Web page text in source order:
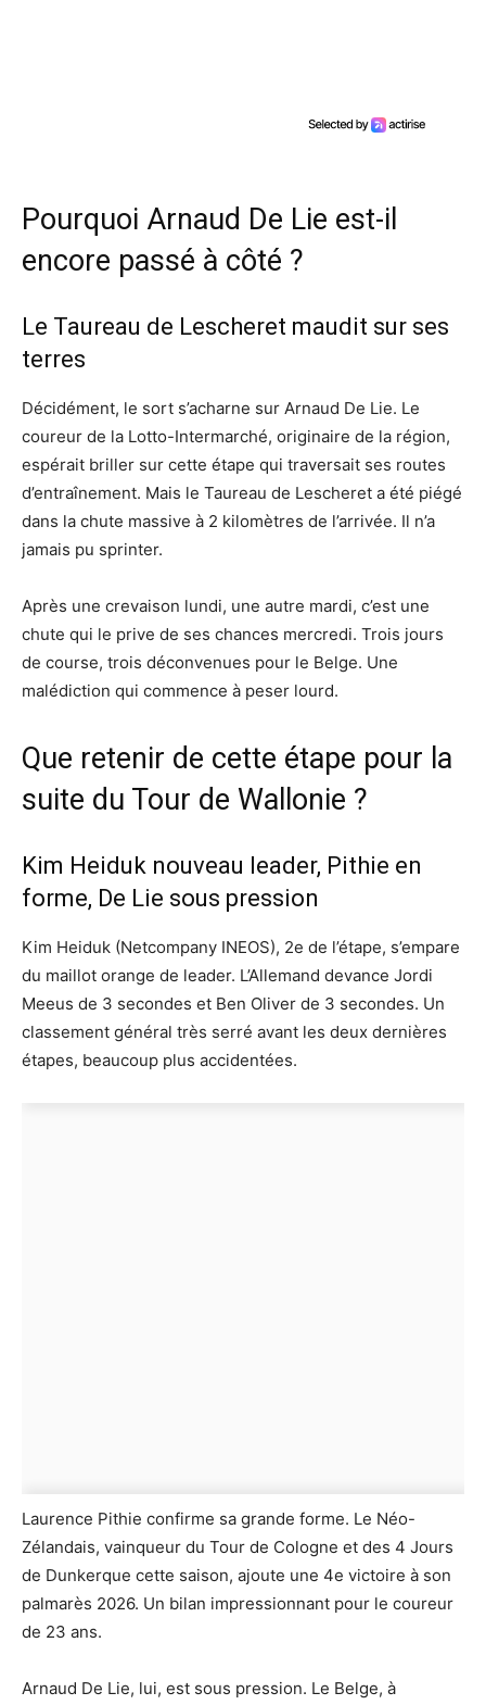
Pourquoi Arnaud De Lie est-il
encore passé à côté ?
Le Taureau de Lescheret maudit sur ses
terres
Décidément, le sort s’acharne sur Arnaud De Lie. Le
coureur de la Lotto-Intermarché, originaire de la région,
espérait briller sur cette étape qui traversait ses routes
d’entraînement. Mais le Taureau de Lescheret a été piégé
dans la chute massive à 2 kilomètres de l’arrivée. Il n’a
jamais pu sprinter.
Après une crevaison lundi, une autre mardi, c’est une
chute qui le prive de ses chances mercredi. Trois jours
de course, trois déconvenues pour le Belge. Une
malédiction qui commence à peser lourd.
Que retenir de cette étape pour la
suite du Tour de Wallonie ?
Kim Heiduk nouveau leader, Pithie en
forme, De Lie sous pression
Kim Heiduk (Netcompany INEOS), 2e de l’étape, s’empare
du maillot orange de leader. L’Allemand devance Jordi
Meeus de 3 secondes et Ben Oliver de 3 secondes. Un
classement général très serré avant les deux dernières
étapes, beaucoup plus accidentées.
Laurence Pithie confirme sa grande forme. Le Néo-
Zélandais, vainqueur du Tour de Cologne et des 4 Jours
de Dunkerque cette saison, ajoute une 4e victoire à son
palmarès 2026. Un bilan impressionnant pour le coureur
de 23 ans.
Arnaud De Lie, lui, est sous pression. Le Belge, à